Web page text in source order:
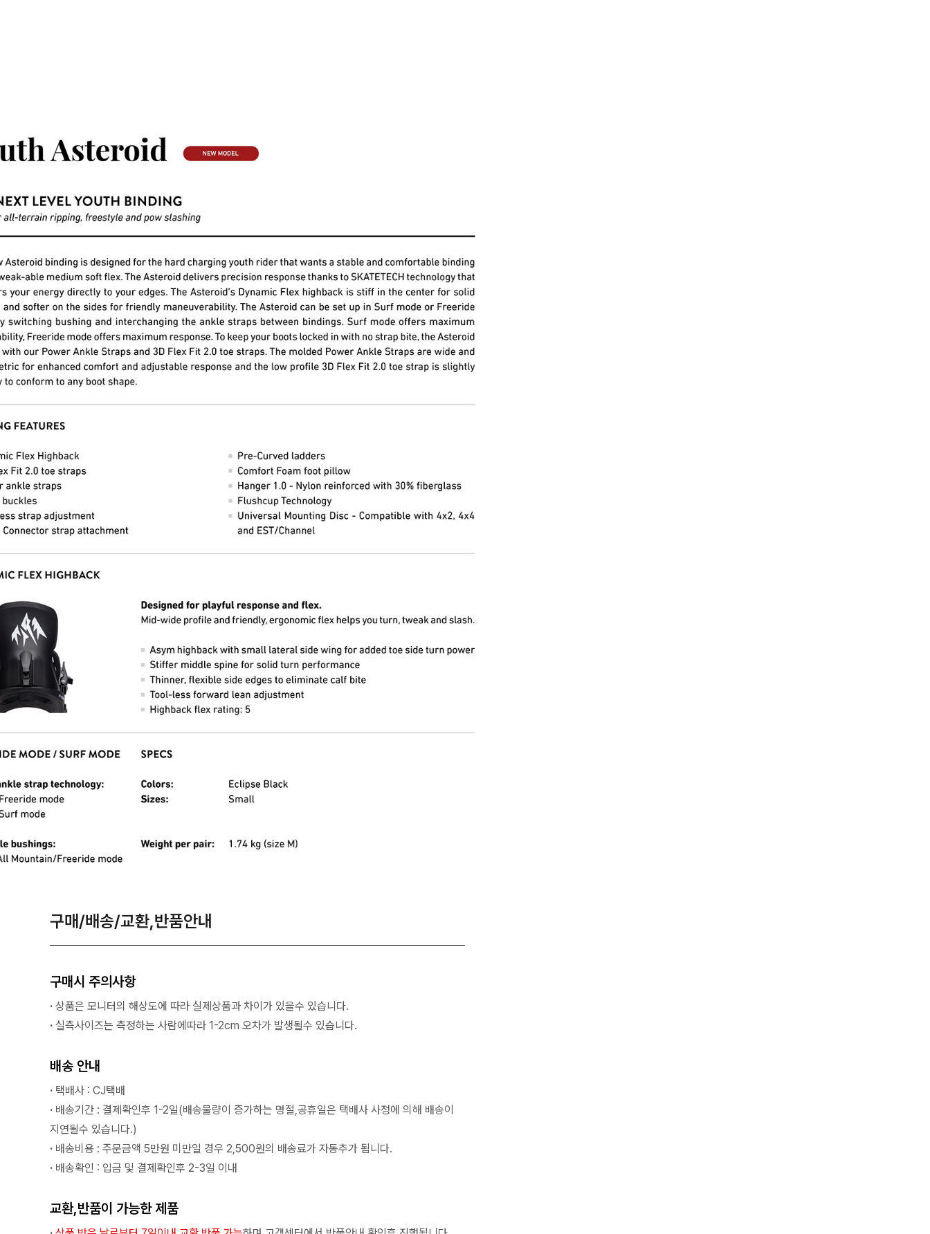
구매/배송/교환,반품안내
구매시 주의사항
· 상품은 모니터의 해상도에 따라 실제상품과 차이가 있을수 있습니다.
· 실측사이즈는 측정하는 사람에따라 1-2cm 오차가 발생될수 있습니다.
배송 안내
· 택배사 : CJ택배
· 배송기간 : 결제확인후 1-2일(배송물량이 증가하는 명절,공휴일은 택배사 사정에 의해 배송이
지연될수 있습니다.)
· 배송비용 : 주문금액 5만원 미만일 경우 2,500원의 배송료가 자동추가 됩니다.
· 배송확인 : 입금 및 결제확인후 2-3일 이내
교환,반품이 가능한 제품